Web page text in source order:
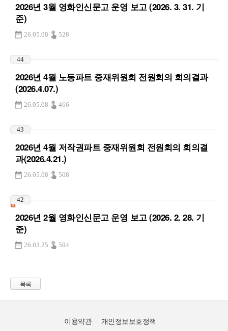
2026년 3월 영화인신문고 운영 보고 (2026. 3. 31. 기
준)
26.05.08 528
44
2026년 4월 노동파트 중재위원회 전원회의 회의결과
(2026.4.07.)
26.05.08 466
43
2026년 4월 저작권파트 중재위원회 전원회의 회의결
과(2026.4.21.)
26.05.08 508
42
2026년 2월 영화인신문고 운영 보고 (2026. 2. 28. 기
준)
26.03.25 594
목록
이용약관 개인정보보호정책